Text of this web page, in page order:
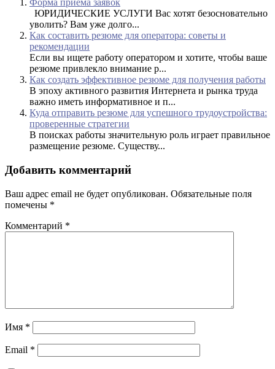
Форма приема заявок
ЮРИДИЧЕСКИЕ УСЛУГИ Вас хотят безосновательно
уволить? Вам уже долго...
Как составить резюме для оператора: советы и
рекомендации
Если вы ищете работу оператором и хотите, чтобы ваше
резюме привлекло внимание р...
Как создать эффективное резюме для получения работы
В эпоху активного развития Интернета и рынка труда
важно иметь информативное и п...
Куда отправить резюме для успешного трудоустройства:
проверенные стратегии
В поисках работы значительную роль играет правильное
размещение резюме. Существу...
Добавить комментарий
Ваш адрес email не будет опубликован. Обязательные поля
помечены *
Комментарий *
Имя *
Email *